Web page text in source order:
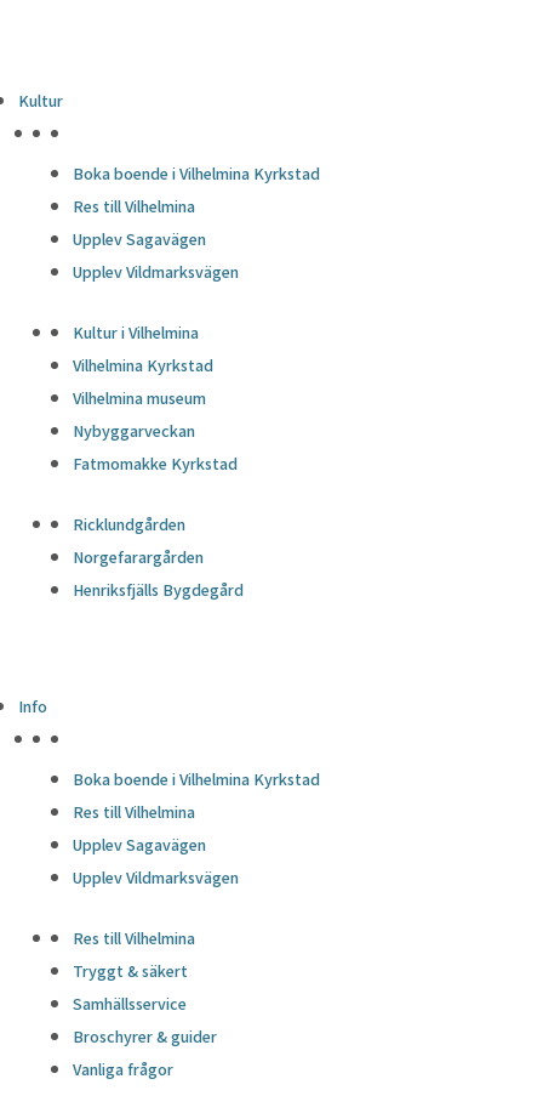
Kultur
Boka boende i Vilhelmina Kyrkstad
Res till Vilhelmina
Upplev Sagavägen
Upplev Vildmarksvägen
Kultur i Vilhelmina
Vilhelmina Kyrkstad
Vilhelmina museum
Nybyggarveckan
Fatmomakke Kyrkstad
Ricklundgården
Norgefarargården
Henriksfjälls Bygdegård
Info
Boka boende i Vilhelmina Kyrkstad
Res till Vilhelmina
Upplev Sagavägen
Upplev Vildmarksvägen
Res till Vilhelmina
Tryggt & säkert
Samhällsservice
Broschyrer & guider
Vanliga frågor